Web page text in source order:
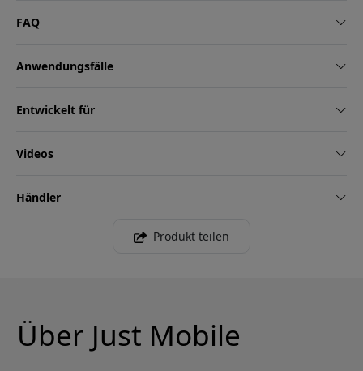
FAQ
Anwendungsfälle
Entwickelt für
Videos
Händler
Produkt teilen
Über Just Mobile